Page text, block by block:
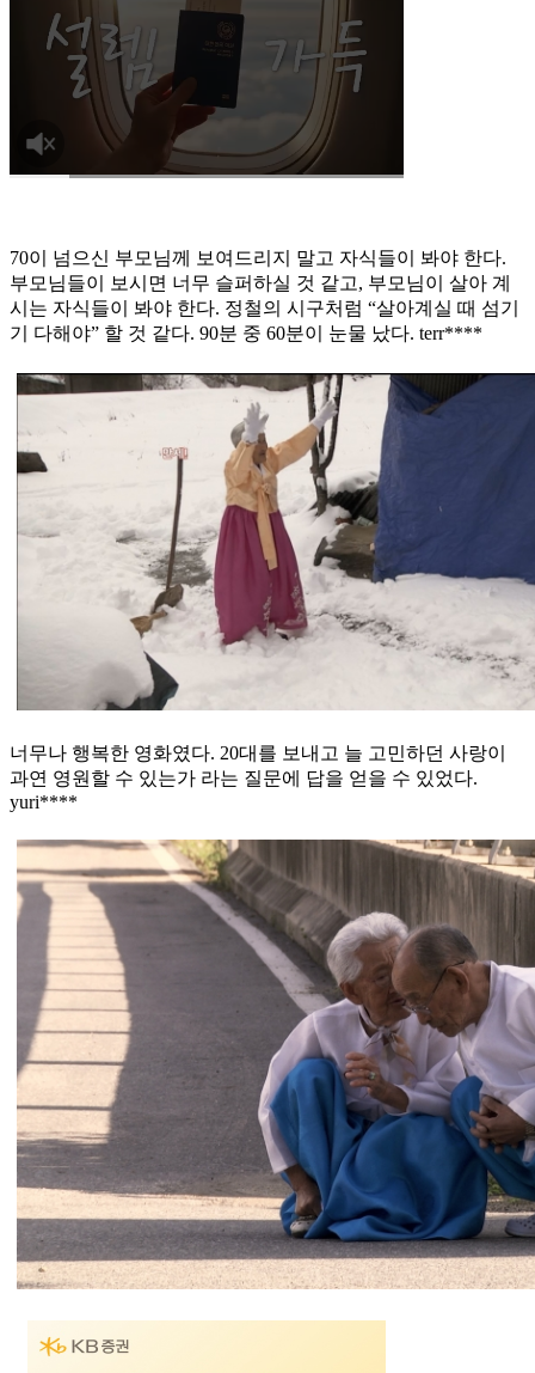
70이 넘으신 부모님께 보여드리지 말고 자식들이 봐야 한다.
부모님들이 보시면 너무 슬퍼하실 것 같고, 부모님이 살아 계
시는 자식들이 봐야 한다. 정철의 시구처럼 “살아계실 때 섬기
기 다해야” 할 것 같다. 90분 중 60분이 눈물 났다. terr****
너무나 행복한 영화였다. 20대를 보내고 늘 고민하던 사랑이
과연 영원할 수 있는가 라는 질문에 답을 얻을 수 있었다.
yuri****